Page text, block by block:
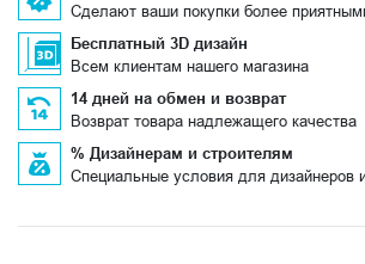
Сделают ваши покупки более
Бесплатный 3D дизайн
Всем клиентам нашего магазина
14 дней на обмен и возврат
Возврат товара надлежащего качества
% Дизайнерам и строителям
Специальные условия для дизайнеров